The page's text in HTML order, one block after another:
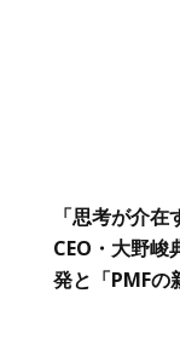
「思考が介
CEO・大野峻
発と「PMFの